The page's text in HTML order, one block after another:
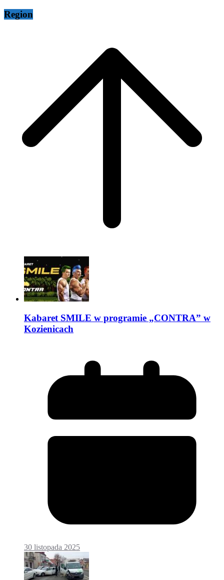
Region
Kabaret SMILE w programie „CONTRA” w
Kozienicach
30 listopada 2025